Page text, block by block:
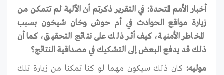
أخبار الأمم المتحدة: في التقرير ذكرتم أن الآلية لم تتمكن من
زيارة مواقع الحوادث في أم حوش وخان شيخون بسبب
المخاطر الأمنية، كيف أثر ذلك على نتائج التحقيق، كما أن
ذلك قد يدفع البعض إلى التشكيك في مصداقية النتائج؟
موليه: كان ذلك سيكون مهما لو كنا تمكنا من زيارة تلك